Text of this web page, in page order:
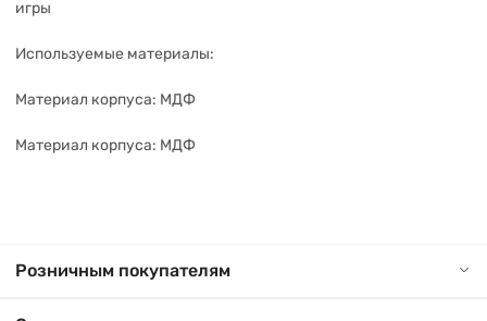
игры
Используемые материалы:
Материал корпуса: МДФ
Материал корпуса: МДФ
Розничным покупателям